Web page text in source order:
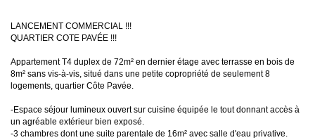
LANCEMENT COMMERCIAL !!!
QUARTIER COTE PAVÉE !!!
Appartement T4 duplex de 72m² en dernier étage avec terrasse en bois de
8m² sans vis-à-vis, situé dans une petite copropriété de seulement 8
logements, quartier Côte Pavée.
-Espace séjour lumineux ouvert sur cuisine équipée le tout donnant accès à
un agréable extérieur bien exposé.
-3 chambres dont une suite parentale de 16m² avec salle d'eau privative.